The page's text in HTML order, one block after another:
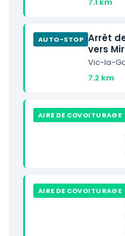
AUTO-STOP Arrêt
vers
Vic-la-
7.2 km
AIRE DE COVOITURAGE
AIRE DE COVOITURAGE